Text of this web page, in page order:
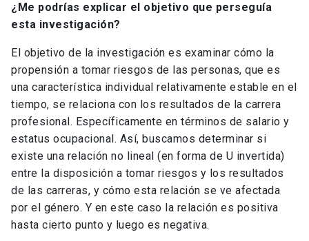
¿Me podrías explicar el objetivo que perseguía
esta investigación?
El objetivo de la investigación es examinar cómo la
propensión a tomar riesgos de las personas, que es
una característica individual relativamente estable en el
tiempo, se relaciona con los resultados de la carrera
profesional. Específicamente en términos de salario y
estatus ocupacional. Así, buscamos determinar si
existe una relación no lineal (en forma de U invertida)
entre la disposición a tomar riesgos y los resultados
de las carreras, y cómo esta relación se ve afectada
por el género. Y en este caso la relación es positiva
hasta cierto punto y luego es negativa.